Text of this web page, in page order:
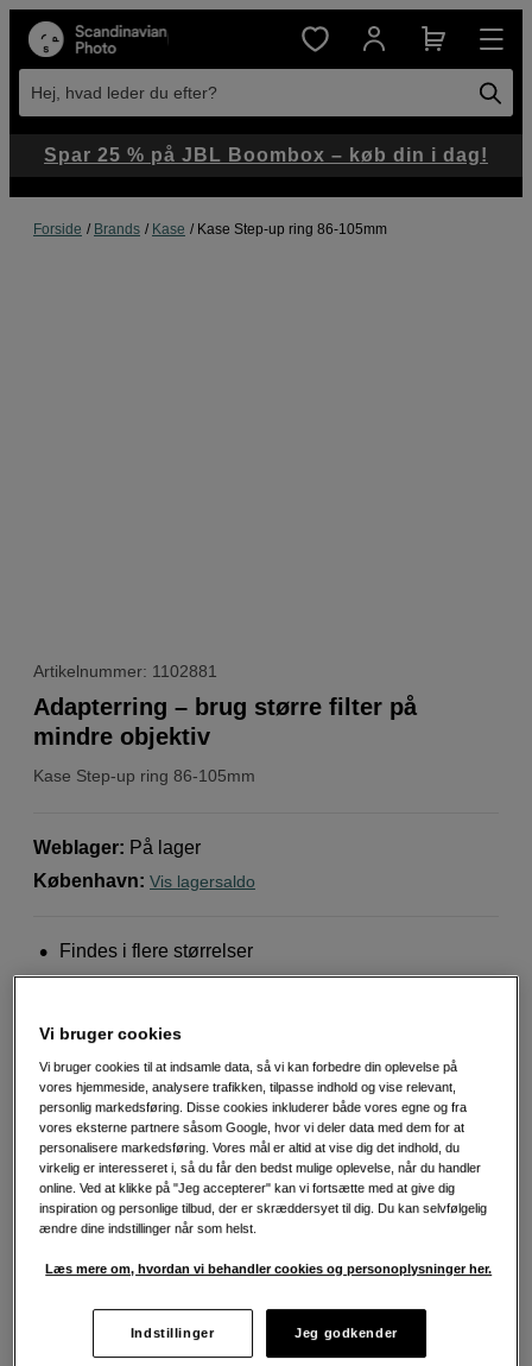
Hej, hvad leder du efter?
Forside Brands Kase Kase Step-up ring 86-105mm
Artikelnummer: 1102881
Kase Step-up ring 86-105mm
Adapterring – brug større filter på
mindre objektiv
Weblager: På lager
København: Vis lagersaldo
Findes i flere størrelser
Vælg variant
86-95mm 86-105mm
Spar 25 % på JBL Boombox – køb din i dag!
Vi bruger cookies
Vi bruger cookies til at indsamle data, så vi kan forbedre din oplevelse på
vores hjemmeside, analysere trafikken, tilpasse indhold og vise relevant,
personlig markedsføring. Disse cookies inkluderer både vores egne og fra
vores eksterne partnere såsom Google, hvor vi deler data med dem for at
personalisere markedsføring. Vores mål er altid at vise dig det indhold, du
virkelig er interesseret i, så du får den bedst mulige oplevelse, når du handler
online. Ved at klikke på "Jeg accepterer" kan vi fortsætte med at give dig
inspiration og personlige tilbud, der er skræddersyet til dig. Du kan selvfølgelig
ændre dine indstillinger når som helst.
Læs mere om, hvordan vi behandler cookies og personoplysninger her.
Indstillinger Jeg godkender